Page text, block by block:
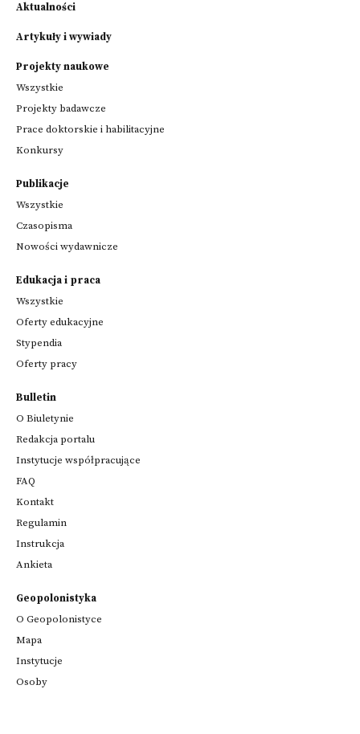
Aktualności
Artykuły i wywiady
Projekty naukowe
Wszystkie
Projekty badawcze
Prace doktorskie i habilitacyjne
Konkursy
Publikacje
Wszystkie
Czasopisma
Nowości wydawnicze
Edukacja i praca
Wszystkie
Oferty edukacyjne
Stypendia
Oferty pracy
Bulletin
O Biuletynie
Redakcja portalu
Instytucje współpracujące
FAQ
Kontakt
Regulamin
Instrukcja
Ankieta
Geopolonistyka
O Geopolonistyce
Mapa
Instytucje
Osoby